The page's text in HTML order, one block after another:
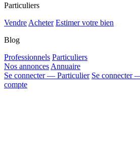
Particuliers
Vendre Acheter Estimer votre bien
Blog
Professionnels Particuliers
Nos annonces Annuaire
Se connecter — Particulier Se connecter
compte